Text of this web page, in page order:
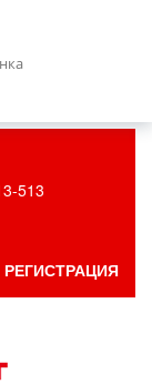
513
РЕГИСТРАЦИЯ